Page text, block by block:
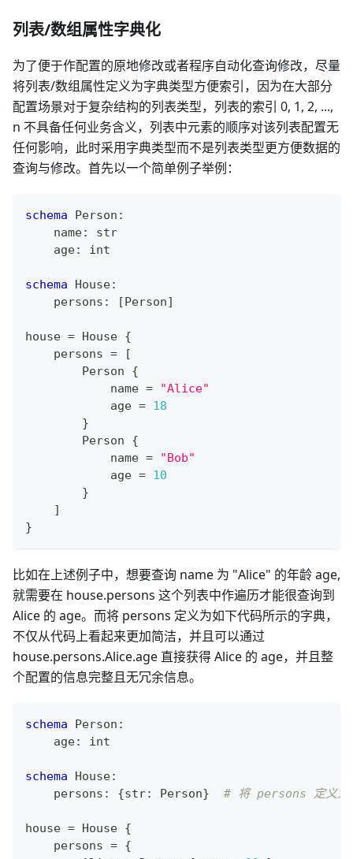
列表/数组属性字典化
为了便于作配置的原地修改或者程序自动化查询修改，尽量
将列表/数组属性定义为字典类型方便索引，因为在大部分
配置场景对于复杂结构的列表类型，列表的索引 0, 1, 2, ...,
n 不具备任何业务含义，列表中元素的顺序对该列表配置无
任何影响，此时采用字典类型而不是列表类型更方便数据的
查询与修改。首先以一个简单例子举例：
schema Person :
    name
:
str
    age
: int
schema House:
    persons
: [ Person]
house = House {
    persons
=
[
        Person
{
            name
=
"Alice"
            age
= 18
}
        Person
{
            name
=
"Bob"
            age
= 10
}
]
}
比如在上述例子中，想要查询 name 为 "Alice" 的年龄 age,
就需要在 house.persons 这个列表中作遍历才能很查询到
Alice 的 age。而将 persons 定义为如下代码所示的字典，
不仅从代码上看起来更加简洁，并且可以通过
house.persons.Alice.age 直接获得 Alice 的 age，并且整
个配置的信息完整且无冗余信息。
schema Person :
    age
: int
schema House:
    persons
: {str: Person} # 将 persons 定义为
house = House {
    persons
= {